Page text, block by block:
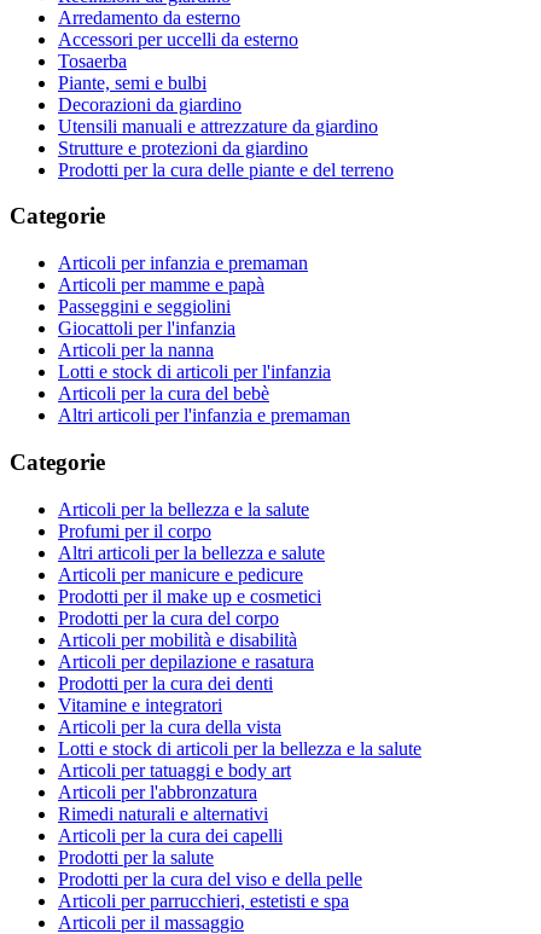
Arredamento da esterno
Accessori per uccelli da esterno
Tosaerba
Piante, semi e bulbi
Decorazioni da giardino
Utensili manuali e attrezzature da giardino
Strutture e protezioni da giardino
Prodotti per la cura delle piante e del terreno
Categorie
Articoli per infanzia e premaman
Articoli per mamme e papà
Passeggini e seggiolini
Giocattoli per l'infanzia
Articoli per la nanna
Lotti e stock di articoli per l'infanzia
Articoli per la cura del bebè
Altri articoli per l'infanzia e premaman
Categorie
Articoli per la bellezza e la salute
Profumi per il corpo
Altri articoli per la bellezza e salute
Articoli per manicure e pedicure
Prodotti per il make up e cosmetici
Prodotti per la cura del corpo
Articoli per mobilità e disabilità
Articoli per depilazione e rasatura
Prodotti per la cura dei denti
Vitamine e integratori
Articoli per la cura della vista
Lotti e stock di articoli per la bellezza e la salute
Articoli per tatuaggi e body art
Articoli per l'abbronzatura
Rimedi naturali e alternativi
Articoli per la cura dei capelli
Prodotti per la salute
Prodotti per la cura del viso e della pelle
Articoli per parrucchieri, estetisti e spa
Articoli per il massaggio